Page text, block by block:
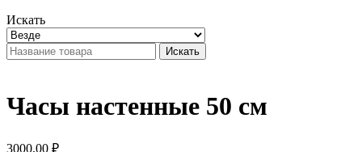
Искать
Искать
Часы настенные 50 см
3000,00 ₽